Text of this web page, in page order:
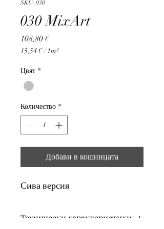
SKU: 030
030 MixArt
108,80 €Цена
15,54 €/1m²
на
Квадратен
Цвят *
Количество *
Добави в кошницата
Сива версия
Технически характеристики